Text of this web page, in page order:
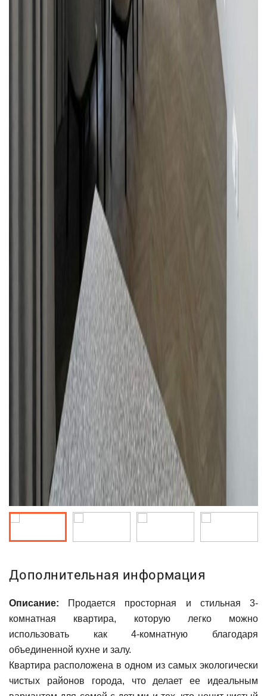
Дополнительная информация
Описание: Продается просторная и стильная 3-
комнатная квартира, которую легко можно
использовать как 4-комнатную благодаря
объединенной кухне и залу.
Квартира расположена в одном из самых экологически
чистых районов города, что делает ее идеальным